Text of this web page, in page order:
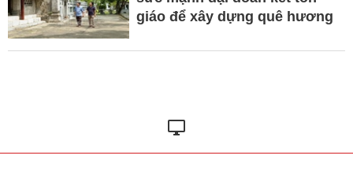
giáo để xây dựng quê hương